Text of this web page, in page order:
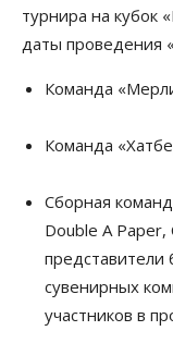
турнира на кубок
даты проведения
Команда
Команда
Сборная
Double A
представители
сувенирных
участников в